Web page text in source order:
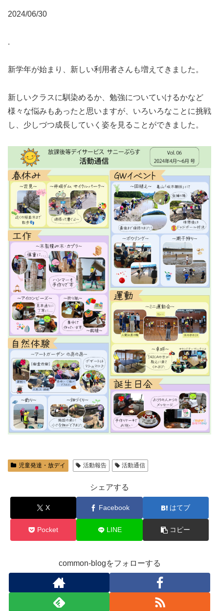
2024/06/30
.
新学年が始まり、新しい利用者さんも増えてきました。
新しいクラスに馴染めるか、勉強についていけるかなど
様々な悩みもあったと思いますが、いろいろなことに挑戦
し、少しづつ成長していく姿を見ることができました。
児童発達・放デイ 活動報告 活動通信
シェアする
X Facebook はてブ
Pocket LINE コピー
common-blogをフォローする